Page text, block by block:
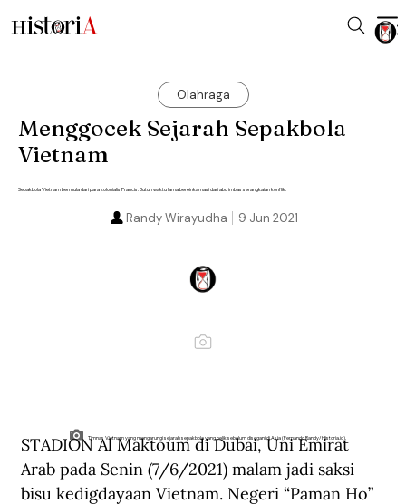
Olahraga
Menggocek Sejarah Sepakbola
Vietnam
Sepakbola Vietnam bermula dari para kolonialis Prancis. Butuh waktu lama bereinkarnasi dari abu imbas serangkaian konflik.
9 Jun 2021
Randy Wirayudha
Timnas Vietnam yang mengarungi sejarah sepakbola yang pelik sebelum disegani di Asia (Fernando Randy/Historia.id).
STADION Al Maktoum di Dubai, Uni Emirat
Arab pada Senin (7/6/2021) malam jadi saksi
bisu kedigdayaan Vietnam. Negeri “Paman Ho”